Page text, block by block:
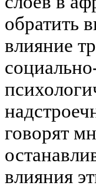
обратить
влияние
говорят
влияния